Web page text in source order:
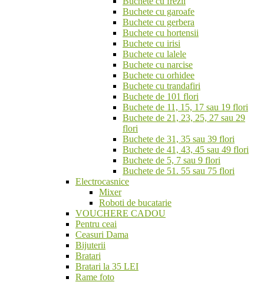
Buchete cu garoafe
Buchete cu gerbera
Buchete cu hortensii
Buchete cu irisi
Buchete cu lalele
Buchete cu narcise
Buchete cu orhidee
Buchete cu trandafiri
Buchete de 101 flori
Buchete de 11, 15, 17 sau 19 flori
Buchete de 21, 23, 25, 27 sau 29
flori
Buchete de 31, 35 sau 39 flori
Buchete de 41, 43, 45 sau 49 flori
Buchete de 5, 7 sau 9 flori
Buchete de 51. 55 sau 75 flori
Electrocasnice
Mixer
Roboti de bucatarie
VOUCHERE CADOU
Pentru ceai
Ceasuri Dama
Bijuterii
Bratari
Bratari la 35 LEI
Rame foto